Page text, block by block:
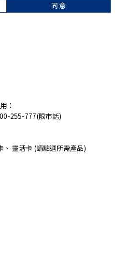
同意
：
255-777(限市話)
、 靈活卡(請點選所需產品)